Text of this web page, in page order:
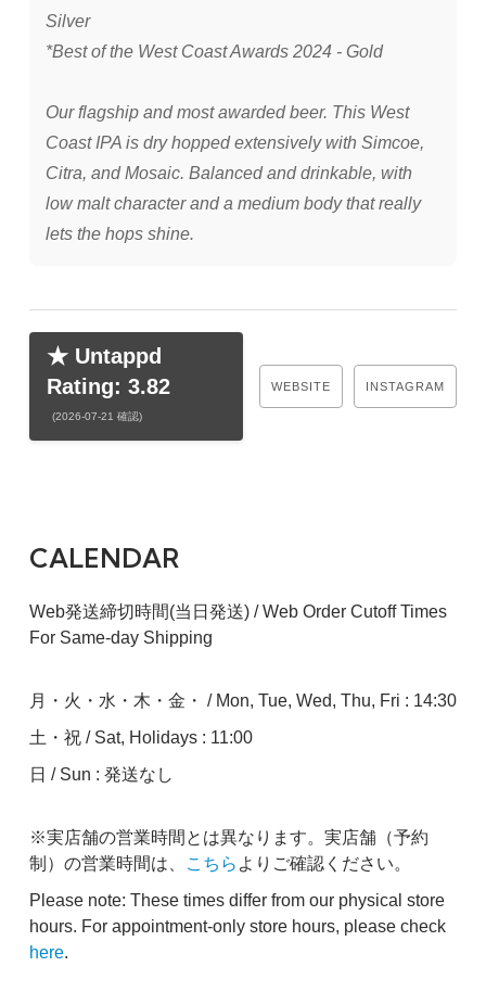
Silver
*Best of the West Coast Awards 2024 - Gold
Our flagship and most awarded beer. This West
Coast IPA is dry hopped extensively with Simcoe,
Citra, and Mosaic. Balanced and drinkable, with
low malt character and a medium body that really
lets the hops shine.
★ Untappd
Rating: 3.82
(2026-07-21 確認)
WEBSITE INSTAGRAM
CALENDAR
Web発送締切時間(当日発送) / Web Order Cutoff Times
For Same-day Shipping
月・火・水・木・金・ / Mon, Tue, Wed, Thu, Fri : 14:30
土・祝 / Sat, Holidays : 11:00
日 / Sun : 発送なし
※実店舗の営業時間とは異なります。実店舗（予約
制）の営業時間は、
こちら よりご確認ください。
Please note: These times differ from our physical store
hours. For appointment-only store hours, please check
here.